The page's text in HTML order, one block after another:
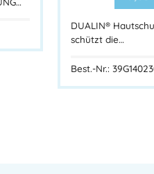
Empfohlen
Merkmal
DUALIN®
schützt die…
Best.-Nr.: